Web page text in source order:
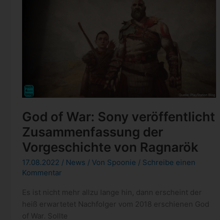
God of War: Sony veröffentlicht
Zusammenfassung der
Vorgeschichte von Ragnarök
17.08.2022 / News / Von Spoonie / Schreibe einen
Kommentar
Es ist nicht mehr allzu lange hin, dann erscheint der
heiß erwartetet Nachfolger vom 2018 erschienen God
of War. Sollte